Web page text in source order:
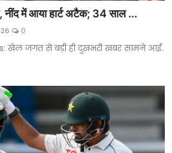
में आया हार्ट अटैक; 34 साल ...
0
खेल जगत से बड़ी ही दुखभरी खबर सामने आई.